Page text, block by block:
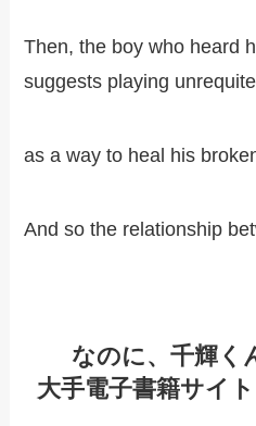
Then, the boy who heard
suggests playing
as a way to heal his
And so the relationship
なのに、千輝く
大手電子書籍サイ